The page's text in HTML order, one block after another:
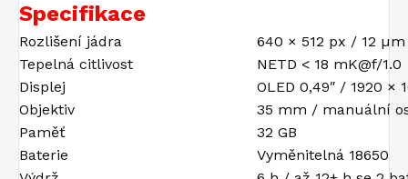
Specifikace
Rozlišení jádra
640 × 512 px / 12 µm
Tepelná citlivost
NETD < 18 mK@f/1.0
Displej
OLED 0,49″ / 1920 ×
Objektiv
35 mm / manuální
Paměť
32 GB
Baterie
Vyměnitelná 18650